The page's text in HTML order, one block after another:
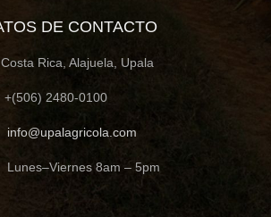
DE CONTACTO
Costa Rica, Alajuela, Upala
+(506) 2480-0100
info@upalagricola.com
Lunes–Viernes 8am – 5pm